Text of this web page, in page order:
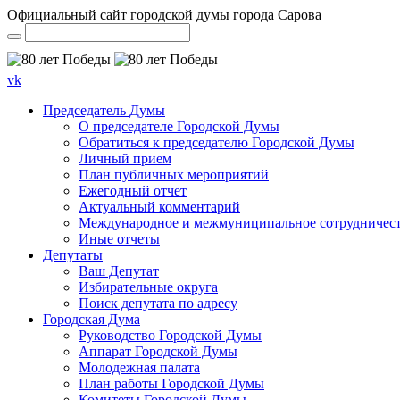
Официальный сайт городской думы города Сарова
vk
Председатель Думы
О председателе Городской Думы
Обратиться к председателю Городской Думы
Личный прием
План публичных мероприятий
Ежегодный отчет
Актуальный комментарий
Международное и межмуниципальное
Иные отчеты
Депутаты
Ваш Депутат
Избирательные округа
Поиск депутата по адресу
Городская Дума
Руководство Городской Думы
Аппарат Городской Думы
Молодежная палата
План работы Городской Думы